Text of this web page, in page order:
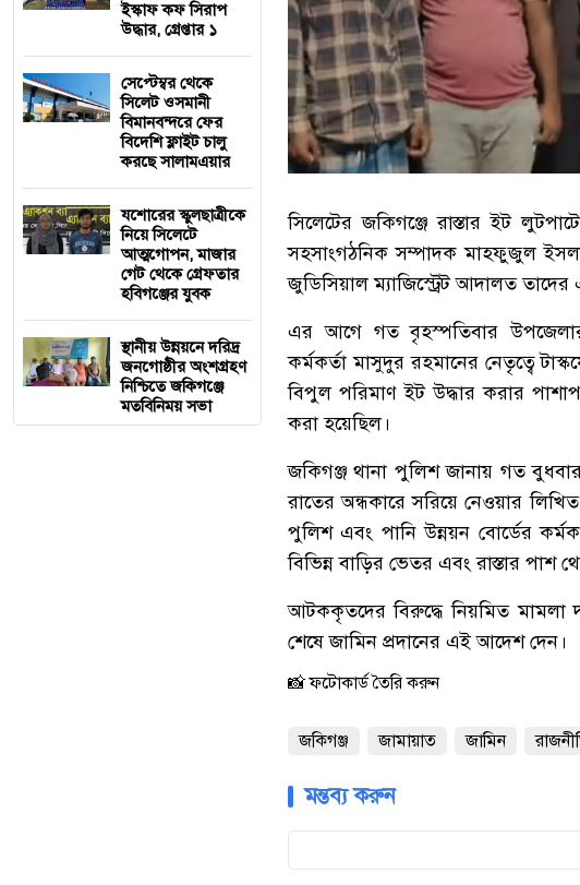
ইস্কাফ কফ সিরাপ
উদ্ধার, গ্রেপ্তার ১
সেপ্টেম্বর থেকে
সিলেট ওসমানী
বিমানবন্দরে ফের
বিদেশি ফ্লাইট চালু
করছে সালামএয়ার
যশোরের স্কুলছাত্রীকে
নিয়ে সিলেটে
আত্মগোপন, মাজার
গেট থেকে গ্রেফতার
হবিগঞ্জের যুবক
স্থানীয় উন্নয়নে দরিদ্র
জনগোষ্ঠীর অংশগ্রহণ
নিশ্চিতে জকিগঞ্জে
মতবিনিময় সভা
সিলেটের জকিগঞ্জে রাস্তার ইট
সহসাংগঠনিক সম্পাদক মাহফুজুল
জুডিসিয়াল ম্যাজিস্ট্রেট আদালত
‎এর আগে গত বৃহস্পতিবার উপজেলার
কর্মকর্তা মাসুদুর রহমানের নেতৃত্বে
বিপুল পরিমাণ ইট উদ্ধার করার
করা হয়েছিল।
‎জকিগঞ্জ থানা পুলিশ জানায় গত
রাতের অন্ধকারে সরিয়ে নেওয়ার
পুলিশ এবং পানি উন্নয়ন বোর্ডের
বিভিন্ন বাড়ির ভেতর এবং রাস্তার পাশ
‎আটককৃতদের বিরুদ্ধে নিয়মিত মামলা
শেষে জামিন প্রদানের এই আদেশ দেন।
📸 ফটোকার্ড তৈরি করুন
জকিগঞ্জ জামায়াত জামিন
মন্তব্য করুন